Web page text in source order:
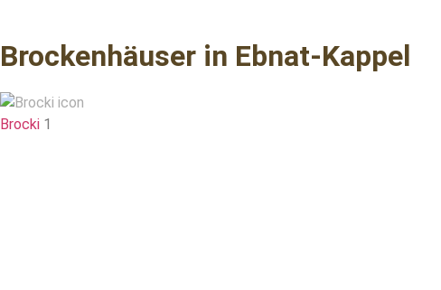
Brockenhäuser in Ebnat-Kappel
Brocki 1